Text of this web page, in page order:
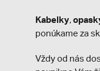
Kabelky,
ponúkame za
Vždy od nás